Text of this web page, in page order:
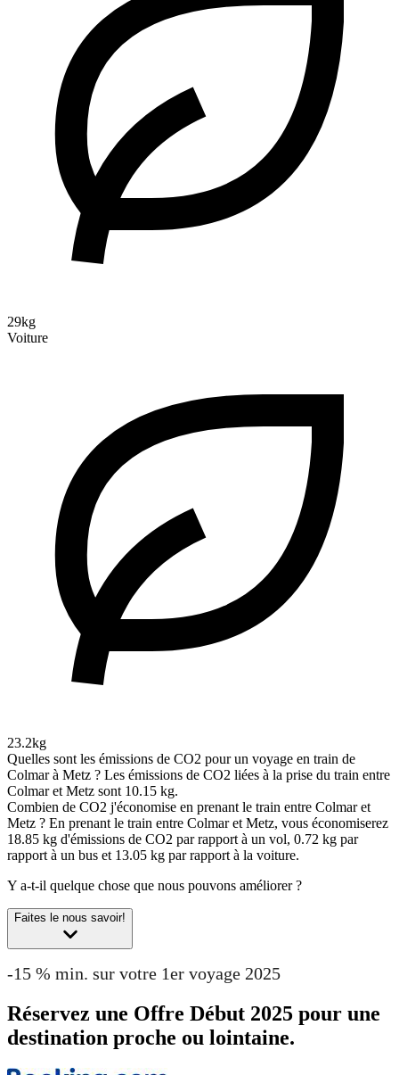
29kg
Voiture
23.2kg
Quelles sont les émissions de CO2 pour un voyage en train de
Colmar à Metz ? Les émissions de CO2 liées à la prise du train entre
Colmar et Metz sont 10.15 kg.
Combien de CO2 j'économise en prenant le train entre Colmar et
Metz ? En prenant le train entre Colmar et Metz, vous économiserez
18.85 kg d'émissions de CO2 par rapport à un vol, 0.72 kg par
rapport à un bus et 13.05 kg par rapport à la voiture.
Y a-t-il quelque chose que nous pouvons améliorer ?
Faites le nous savoir!
-15 % min. sur votre 1er voyage 2025
Réservez une Offre Début 2025 pour une
destination proche ou lointaine.